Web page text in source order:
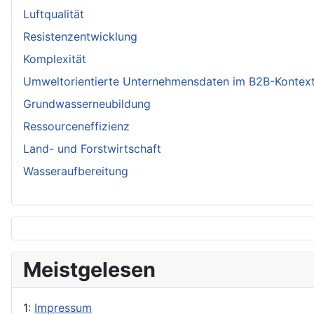
Luftqualität
Resistenzentwicklung
Komplexität
Umweltorientierte Unternehmensdaten im B2B-
Grundwasserneubildung
Ressourceneffizienz
Land- und Forstwirtschaft
Wasseraufbereitung
Meistgelesen
1: Impressum